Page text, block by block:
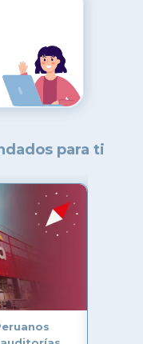
para ti